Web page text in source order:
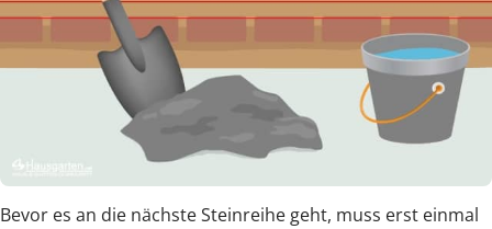
Bevor es an die nächste Steinreihe geht, muss erst einmal